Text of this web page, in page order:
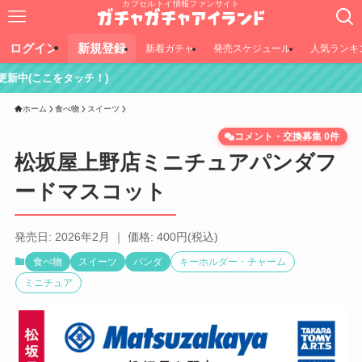
カプセルトイ情報ファンサイト
ログイン 新規登録 新着ガチャ 発売スケジュール 人気ランキ
ホーム 食べ物 スイーツ
松坂屋上野店ミニチュアパンダフ
ードマスコット
コメント・交換募集 0件
発売日: 2026年2月 ｜ 価格: 400円(税込)
食べ物 スイーツ パンダ
キーホルダー・チャーム
ミニチュア